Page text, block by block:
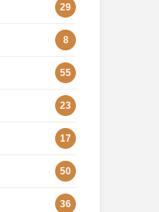
29
8
55
23
17
50
36